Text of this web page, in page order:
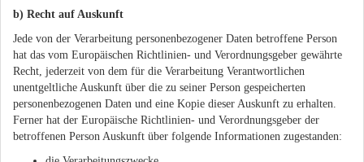
b) Recht auf Auskunft
Jede von der Verarbeitung personenbezogener Daten betroffene Person
hat das vom Europäischen Richtlinien- und Verordnungsgeber gewährte
Recht, jederzeit von dem für die Verarbeitung Verantwortlichen
unentgeltliche Auskunft über die zu seiner Person gespeicherten
personenbezogenen Daten und eine Kopie dieser Auskunft zu erhalten.
Ferner hat der Europäische Richtlinien- und Verordnungsgeber der
betroffenen Person Auskunft über folgende Informationen zugestanden: